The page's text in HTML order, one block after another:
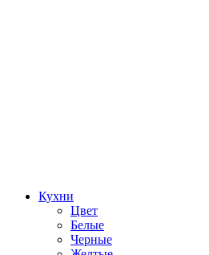
Кухни
Цвет
Белые
Черные